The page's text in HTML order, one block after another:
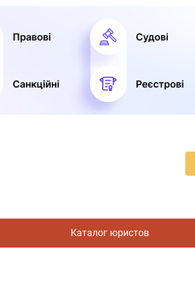
Каталог юристов